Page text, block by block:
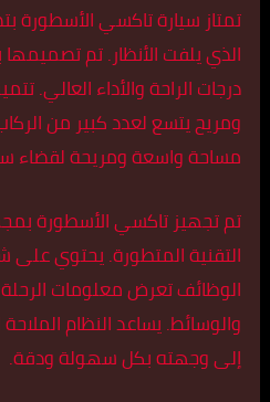
تمتاز سيارة تاكسي الأسطورة
الذي يلفت الأنظار. تم
درجات الراحة والأداء العالي.
ومريح يتسع لعدد كبير من
مساحة واسعة ومريحة لقضاء
تم تجهيز تاكسي الأسطورة
التقنية المتطورة. يحتوي
الوظائف تعرض معلومات
والوسائط. يساعد النظام
إلى وجهته بكل سهولة ودقة.